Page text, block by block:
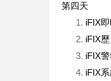
第四天
iFIX
iFIX
iFIX
iFIX